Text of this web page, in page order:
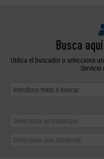
Busca
Utiliza el buscador o selecciona
Servicio
Selecciona un municipio
Selecciona una categoría